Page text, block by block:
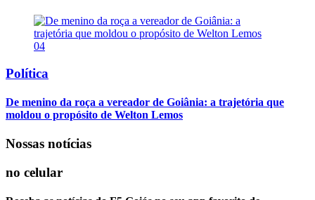
04
Política
De menino da roça a vereador de Goiânia: a trajetória que
moldou o propósito de Welton Lemos
Nossas notícias
no celular